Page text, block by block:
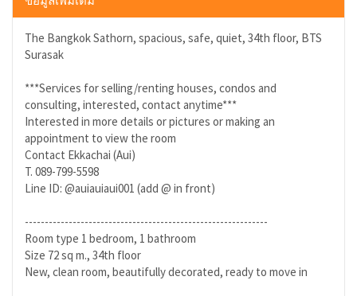
The Bangkok Sathorn, spacious, safe, quiet, 34th floor, BTS
Surasak
***Services for selling/renting houses, condos and
consulting, interested, contact anytime***
Interested in more details or pictures or making an
appointment to view the room
Contact Ekkachai (Aui)
T. 089-799-5598
Line ID: @auiauiaui001 (add @ in front)
-------------------------------------------------------------
Room type 1 bedroom, 1 bathroom
Size 72 sq m., 34th floor
New, clean room, beautifully decorated, ready to move in